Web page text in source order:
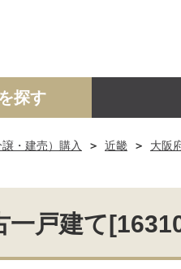
土地 事業投資用
探す
・建売）購入 近畿
大阪
一戸建て